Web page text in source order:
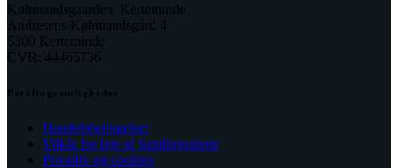
Købmandsgaarden Kerteminde
Andresens Købmandsgård 4
5300 Kerteminde
CVR: 44465736
Betalingsmuligheder
Handelsbetingelser
Vilkår for leje af Samlingsstuen
Privatliv og cookies